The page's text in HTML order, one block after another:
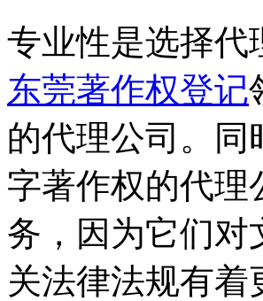
专业性是选择代
东莞著作权登记
的代理公司。同
字著作权的代理
务，因为它们对
关法律法规有着